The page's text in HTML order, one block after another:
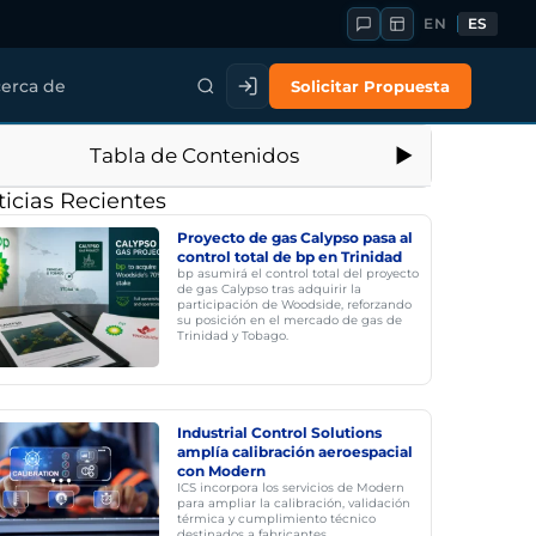
EN ES
de Solicitar Propuesta
Tabla de Contenidos
Recientes
Proyecto de gas Calypso pasa al
control total de bp en Trinidad
bp asumirá el control total del proyecto
de gas Calypso tras adquirir la
participación de Woodside, reforzando
su posición en el mercado de gas de
Trinidad y Tobago.
Industrial Control Solutions
amplía calibración aeroespacial
con Modern
ICS incorpora los servicios de Modern
para ampliar la calibración, validación
térmica y cumplimiento técnico